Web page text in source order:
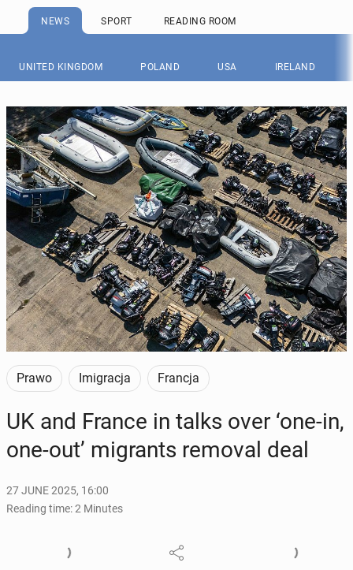
NEWS SPORT READING ROOM
UNITED KINGDOM POLAND USA IRELAND
Pontony i łodzie, na których nielegalni imigranci pokonują kanał La
Manche w drodze do Anglii, przechowywane są w magazynach Home
Office. (Fot. Getty Images)
Prawo Imigracja Francja
UK and France in talks over ‘one-in,
one-out’ mi­grants removal deal
27 JUNE 2025, 16:00
Reading time: 2 Minutes